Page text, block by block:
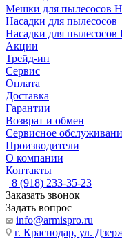
Мешки для пылесосов
Насадки для пылесосов
Насадки для
Акции
Трейд-ин
Сервис
Оплата
Доставка
Гарантии
Возврат и обмен
Сервисное
Производители
О компании
Контакты
8 (918) 233-35-23
Заказать звонок
Задать вопрос
info@armispro.ru
г. Краснодар, ул.